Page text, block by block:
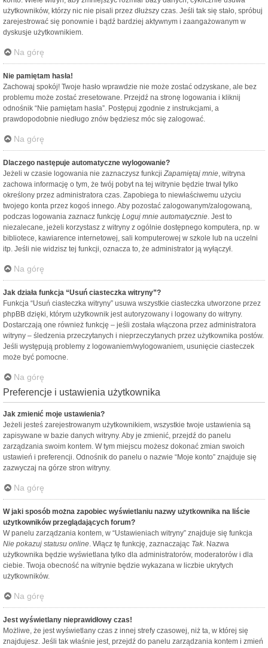
użytkowników, którzy nic nie pisali przez dłuższy czas. Jeśli tak się stało, spróbuj
zarejestrować się ponownie i bądź bardziej aktywnym i zaangażowanym w
dyskusje użytkownikiem.
Na górę
Nie pamiętam hasła!
Zachowaj spokój! Twoje hasło wprawdzie nie może zostać odzyskane, ale bez
problemu może zostać zresetowane. Przejdź na stronę logowania i kliknij
odnośnik “Nie pamiętam hasła”. Postępuj zgodnie z instrukcjami, a
prawdopodobnie niedługo znów będziesz móc się zalogować.
Na górę
Dlaczego następuje automatyczne wylogowanie?
Jeżeli w czasie logowania nie zaznaczysz funkcji Zapamiętaj mnie, witryna
zachowa informację o tym, że twój pobyt na tej witrynie będzie trwał tylko
określony przez administratora czas. Zapobiega to niewłaściwemu użyciu
twojego konta przez kogoś innego. Aby pozostać zalogowanym/zalogowaną,
podczas logowania zaznacz funkcję Loguj mnie automatycznie. Jest to
niezalecane, jeżeli korzystasz z witryny z ogólnie dostępnego komputera, np. w
bibliotece, kawiarence internetowej, sali komputerowej w szkole lub na uczelni
itp. Jeśli nie widzisz tej funkcji, oznacza to, że administrator ją wyłączył.
Na górę
Jak działa funkcja “Usuń ciasteczka witryny”?
Funkcja “Usuń ciasteczka witryny” usuwa wszystkie ciasteczka utworzone przez
phpBB dzięki, którym użytkownik jest autoryzowany i logowany do witryny.
Dostarczają one również funkcję – jeśli została włączona przez administratora
witryny – śledzenia przeczytanych i nieprzeczytanych przez użytkownika postów.
Jeśli występują problemy z logowaniem/wylogowaniem, usunięcie ciasteczek
może być pomocne.
Na górę
Preferencje i ustawienia użytkownika
Jak zmienić moje ustawienia?
Jeżeli jesteś zarejestrowanym użytkownikiem, wszystkie twoje ustawienia są
zapisywane w bazie danych witryny. Aby je zmienić, przejdź do panelu
zarządzania swoim kontem. W tym miejscu możesz dokonać zmian swoich
ustawień i preferencji. Odnośnik do panelu o nazwie “Moje konto” znajduje się
zazwyczaj na górze stron witryny.
Na górę
W jaki sposób można zapobiec wyświetlaniu nazwy użytkownika na liście
użytkowników przeglądających forum?
W panelu zarządzania kontem, w “Ustawieniach witryny” znajduje się funkcja
Nie pokazuj statusu online. Włącz tę funkcję, zaznaczając Tak. Nazwa
użytkownika będzie wyświetlana tylko dla administratorów, moderatorów i dla
ciebie. Twoja obecność na witrynie będzie wykazana w liczbie ukrytych
użytkowników.
Na górę
Jest wyświetlany nieprawidłowy czas!
Możliwe, że jest wyświetlany czas z innej strefy czasowej, niż ta, w której się
znajdujesz. Jeśli tak właśnie jest, przejdź do panelu zarządzania kontem i zmień